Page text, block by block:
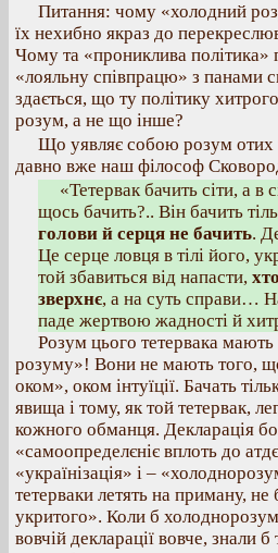
Питання: чому «холодний
їх нехибно якраз до
Чому та «прониклива політика»
«лояльну співпрацю» з панами
здається, що ту політику
розум, а не що інше?
Що уявляє собою розум отих
давно вже наш філософ
«Тетервак бачить сіти, а в
щось бачить?.. Він бачить
голови й серця не бачить.
Це серце ловця в тілі його,
той збавиться від напасти,
зверхнє, а на суть справи…
паде жертвою жадності й
Розум цього тетервака
розуму»! Вони не мають того,
оком», оком інтуїції. Бачать
явища і тому, як той тетервак,
кожного обманця. Декларація
«самоопределєніє вплоть до
«українізація» і –
тетерваки летять на приману, не
укритого». Коли б
вовчій декларації вовче, знали